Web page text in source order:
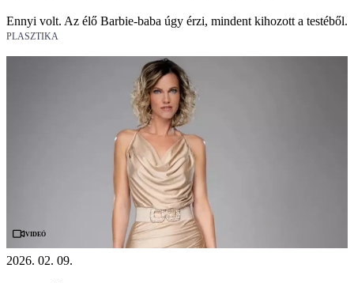
Ennyi volt. Az élő Barbie-baba úgy érzi, mindent kihozott a testéből.
PLASZTIKA
Videó
2026. 02. 09.